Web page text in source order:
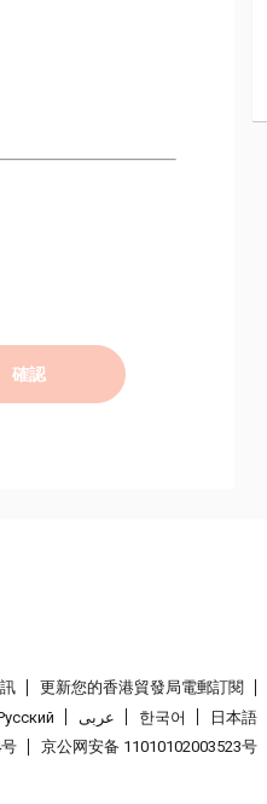
確認
更新您的香港貿發局電郵訂閱
عربى 한국어
日本語
京公网安备 11010102003523号